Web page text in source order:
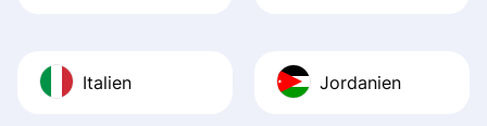
Italien Jordanien